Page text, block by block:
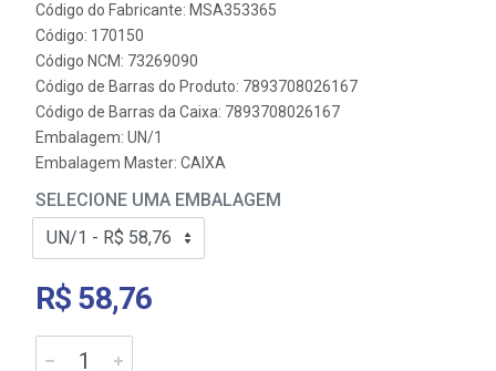
Código do Fabricante: MSA353365
Código: 170150
Código NCM: 73269090
Código de Barras do Produto: 7893708026167
Código de Barras da Caixa: 7893708026167
Embalagem: UN/1
Embalagem Master: CAIXA
SELECIONE UMA EMBALAGEM
R$ 58,76